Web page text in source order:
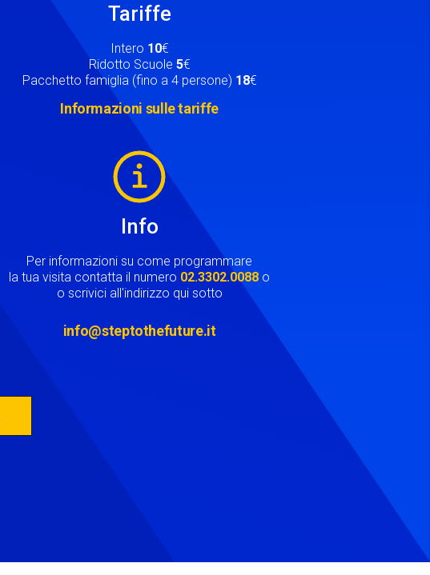
Tariffe
Intero 10€
Ridotto Scuole 5€
Pacchetto famiglia (fino a 4 persone) 18€
Informazioni sulle tariffe
Info
Per informazioni su come programmare
la tua visita contatta il numero 02.3302.0088 o
o scrivici all'indirizzo qui sotto
info@steptothefuture.it